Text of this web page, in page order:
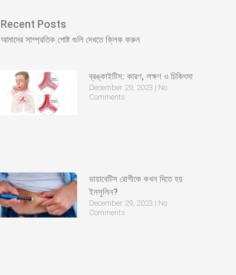
Recent Posts
আমাদের সাম্প্রতিক পোষ্ট গুলি দেখতে ক্লিক করুন
ব্রঙ্কাইটিস: কারণ, লক্ষণ ও চিকিৎসা
December 29, 2023
No
Comments
ডায়াবেটিস রোগীকে কখন দিতে হয়
ইনসুলিন?
December 29, 2023
No
Comments